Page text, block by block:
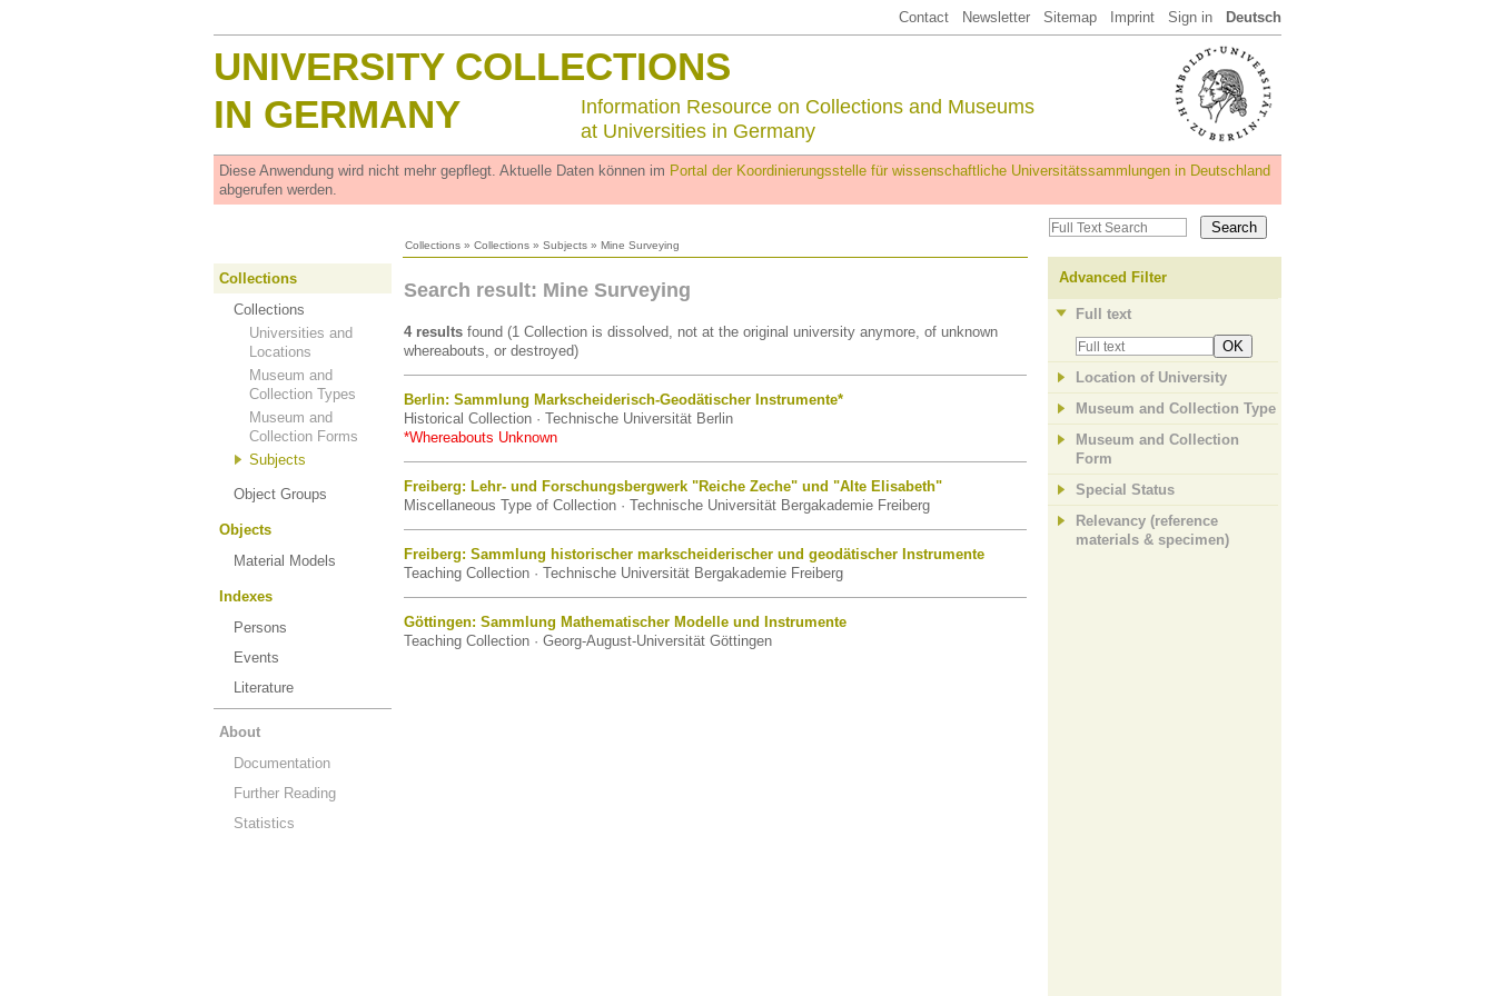
Contact Newsletter Sitemap Imprint Sign in Deutsch
UNIVERSITY COLLECTIONS
IN GERMANY
Information Resource on Collections and Museums
at Universities in Germany
Diese Anwendung wird nicht mehr gepflegt. Aktuelle Daten können im Portal der Koordinierungsstelle für wissenschaftliche Universitätssammlungen in Deutschland
abgerufen werden.
Collections » Collections » Subjects » Mine Surveying
Collections
Collections
Universities and
Locations
Museum and
Collection Types
Museum and
Collection Forms
Subjects
Object Groups
Objects
Material Models
Indexes
Persons
Events
Literature
About
Documentation
Further Reading
Statistics
Search result: Mine Surveying
4 results found (1 Collection is dissolved, not at the original university anymore, of unknown
whereabouts, or destroyed)
Berlin: Sammlung Markscheiderisch-Geodätischer Instrumente*
Historical Collection · Technische Universität Berlin
*Whereabouts Unknown
Freiberg: Lehr- und Forschungsbergwerk "Reiche Zeche" und "Alte Elisabeth"
Miscellaneous Type of Collection · Technische Universität Bergakademie Freiberg
Freiberg: Sammlung historischer markscheiderischer und geodätischer Instrumente
Teaching Collection · Technische Universität Bergakademie Freiberg
Göttingen: Sammlung Mathematischer Modelle und Instrumente
Teaching Collection · Georg-August-Universität Göttingen
Advanced Filter
Full text
OK
Location of University
Museum and Collection Type
Museum and Collection
Form
Special Status
Relevancy (reference
materials & specimen)